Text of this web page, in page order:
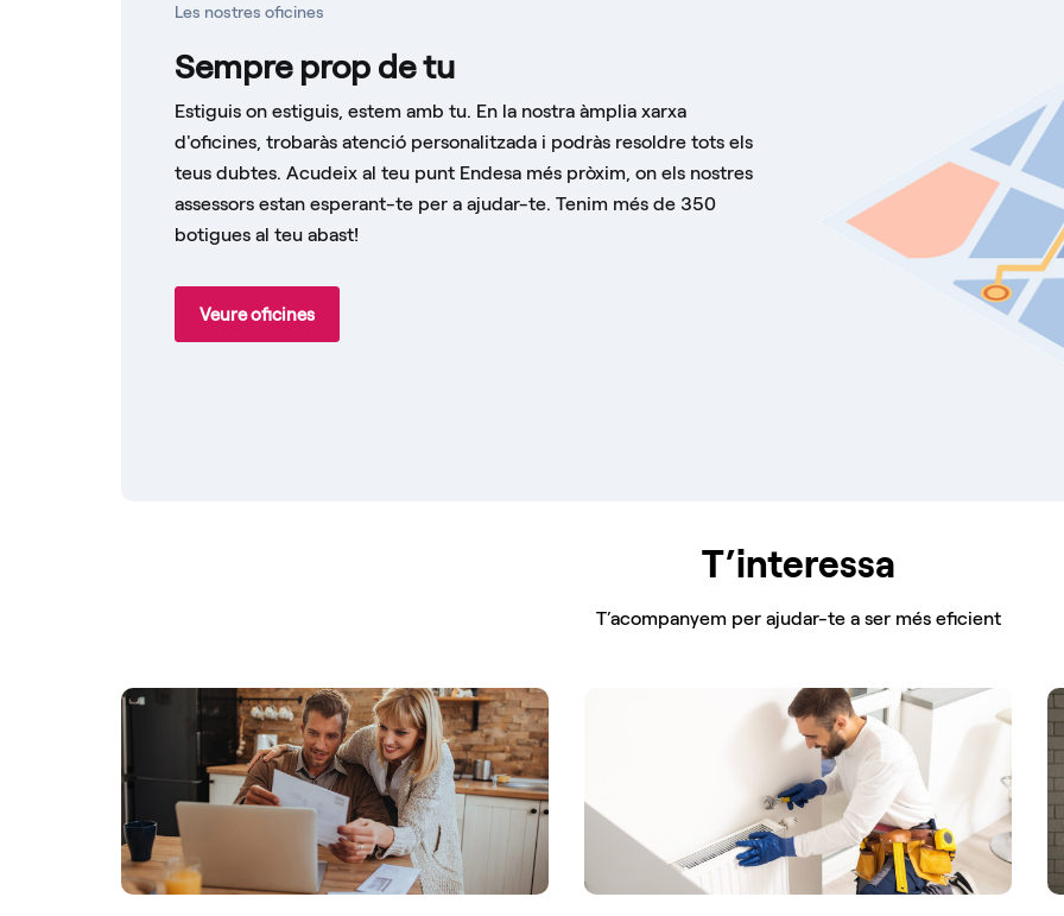
Les nostres oficines
Sempre prop de tu
Estiguis on estiguis, estem amb tu. En la nostra àmplia xarxa
d'oficines, trobaràs atenció personalitzada i podràs resoldre tots els
teus dubtes. Acudeix al teu punt Endesa més pròxim, on els nostres
assessors estan esperant-te per a ajudar-te. Tenim més de 350
botigues al teu abast!
Veure oficines
T’interessa
T’acompanyem per ajudar-te a ser més eficient